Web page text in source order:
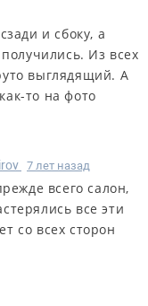
и сбоку, а
Из всех
выглядящий. А
то на фото
7 лет назад
всего салон,
все эти
со всех сторон